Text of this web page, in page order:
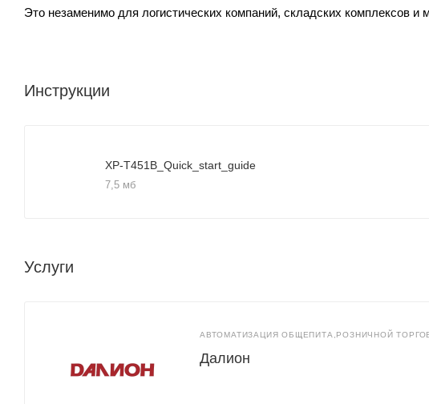
Это незаменимо для логистических компаний, складских комплексов и
Инструкции
XP-T451B_Quick_start_guide
7,5 мб
Услуги
АВТОМАТИЗАЦИЯ ОБЩЕПИТА,РОЗНИЧНОЙ
Далион